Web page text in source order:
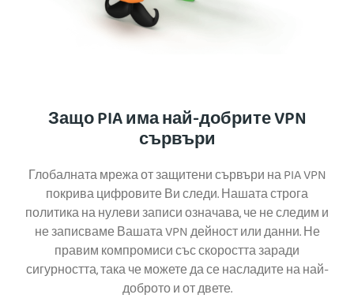
Защо PIA има най-добрите VPN
сървъри
Глобалната мрежа от защитени сървъри на PIA VPN
покрива цифровите Ви следи. Нашата строга
политика на нулеви записи означава, че не следим и
не записваме Вашата VPN дейност или данни. Не
правим компромиси със скоростта заради
сигурността, така че можете да се насладите на най-
доброто и от двете.